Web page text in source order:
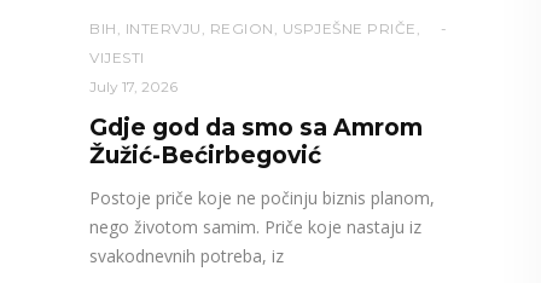
BIH , INTERVJU , REGION , USPJEŠNE PRIČE ,
VIJESTI
July 17, 2026
Gdje god da smo sa Amrom
Žužić-Bećirbegović
Postoje priče koje ne počinju biznis planom,
nego životom samim. Priče koje nastaju iz
svakodnevnih potreba, iz